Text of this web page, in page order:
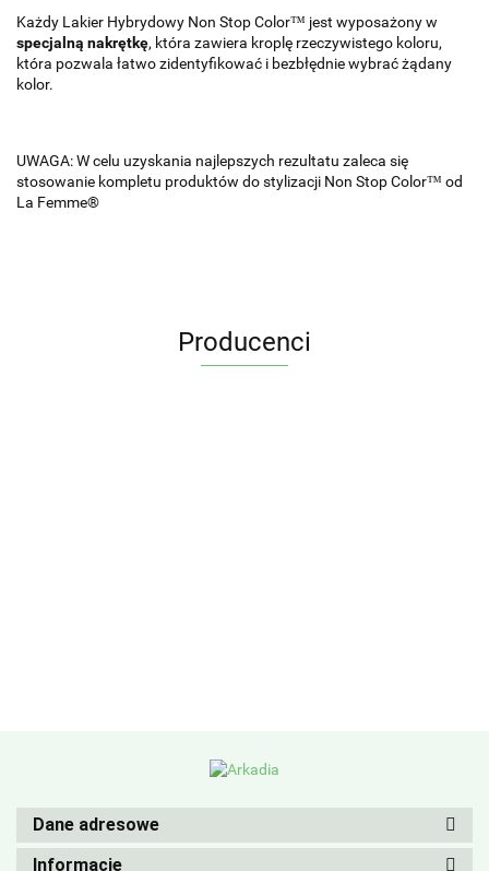
Każdy Lakier Hybrydowy Non Stop Color™ jest wyposażony w
specjalną nakrętkę, która zawiera kroplę rzeczywistego koloru,
która pozwala łatwo zidentyfikować i bezbłędnie wybrać żądany
kolor.
UWAGA: W celu uzyskania najlepszych rezultatu zaleca się
stosowanie kompletu produktów do stylizacji Non Stop Color™ od
La Femme®
Producenci
Dane adresowe
Informacje